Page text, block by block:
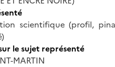
scientifique (profil,
le sujet représenté
MARTIN